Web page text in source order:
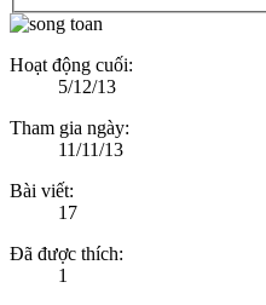
Hoạt động cuối:
5/12/13
Tham gia ngày:
11/11/13
Bài viết:
17
Đã được thích:
1